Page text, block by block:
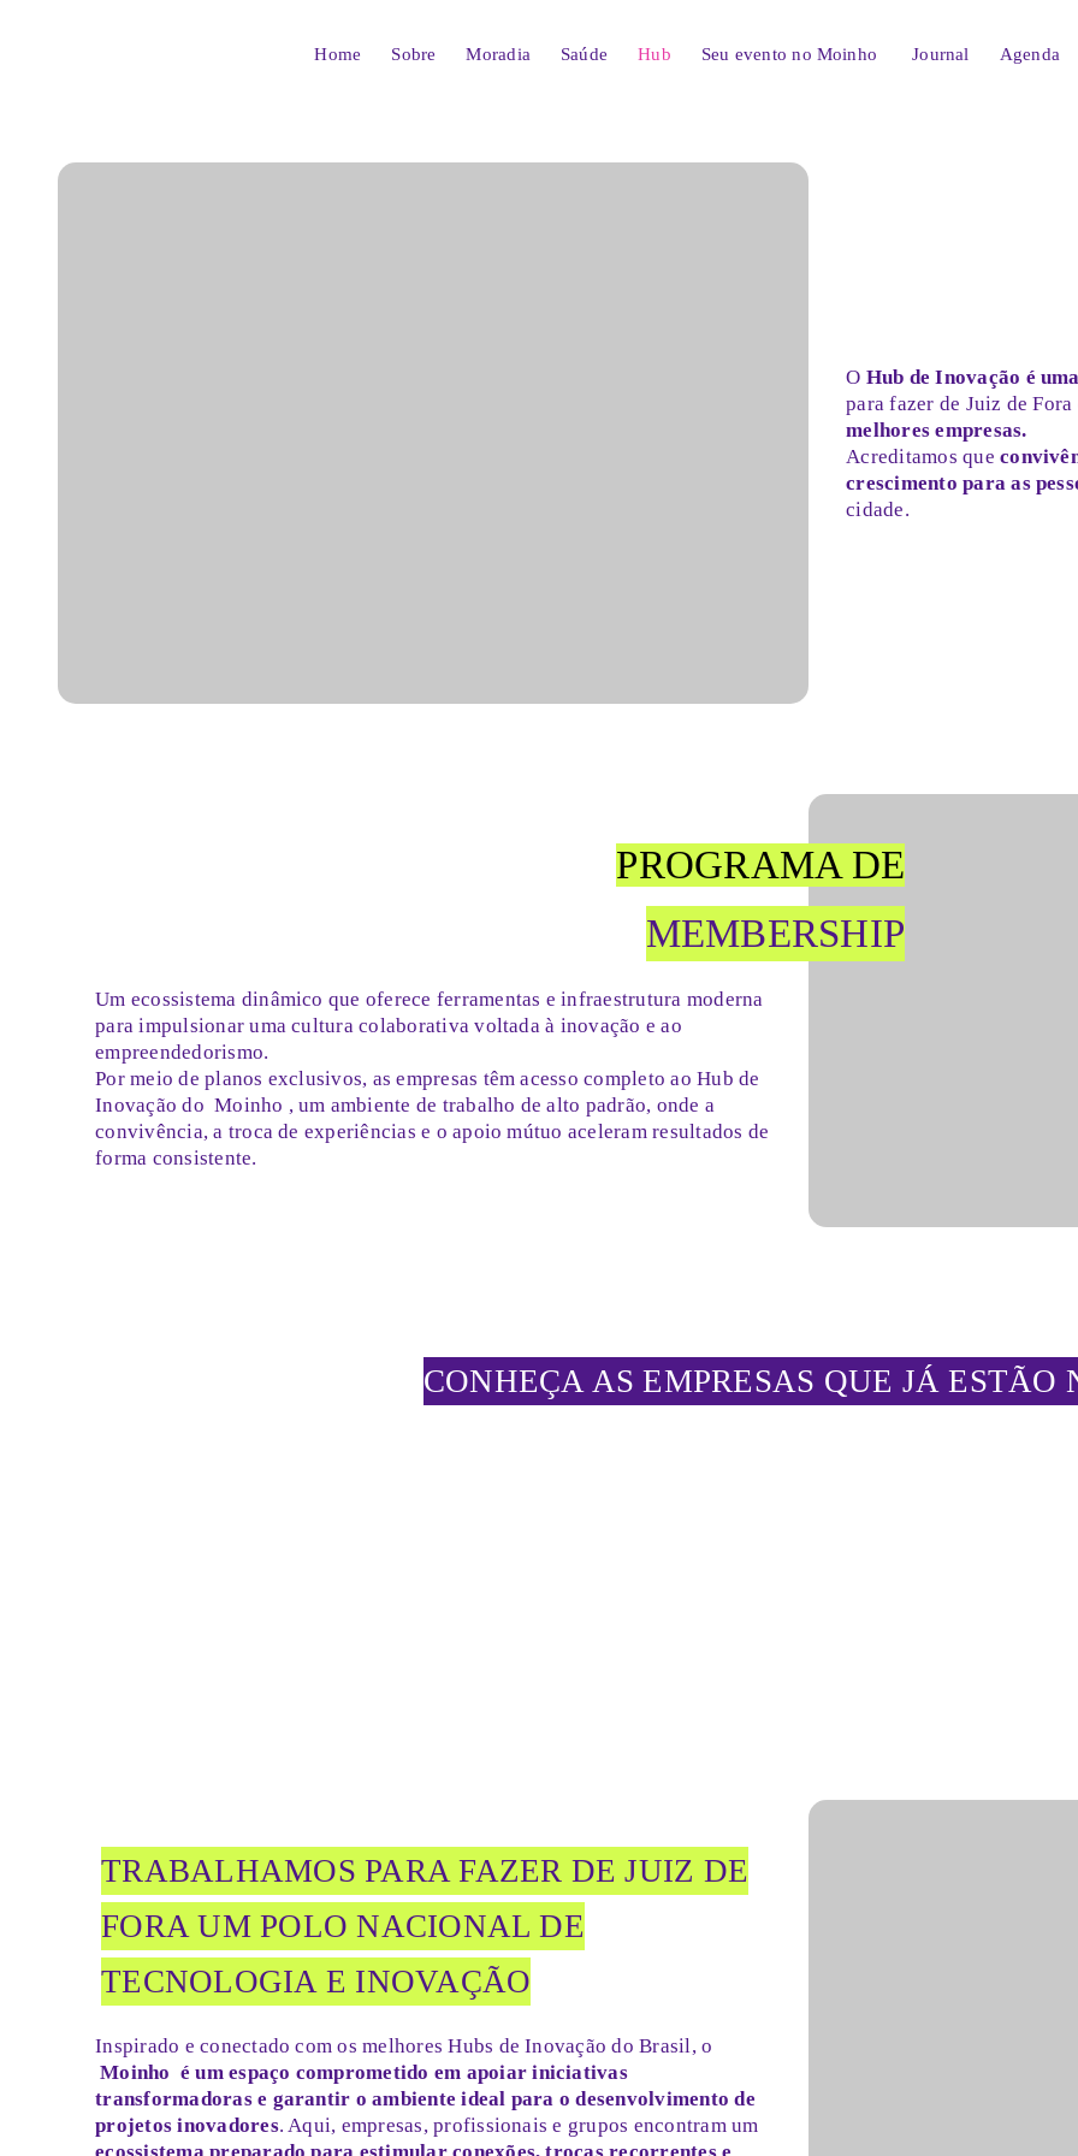
Home Sobre Moradia Saúde Hub Seu evento no Moinho Journal Agenda
O Hub de Inovação é
para fazer de Juiz de Fora
melhores empresas.
Acreditamos que
crescimento para as
cidade.
PROGRAMA DE
MEMBERSHIP
Um ecossistema dinâmico que oferece ferramentas e infraestrutura moderna
para impulsionar uma cultura colaborativa voltada à inovação e ao
empreendedorismo.
Por meio de planos exclusivos, as empresas têm acesso completo ao Hub de
Inovação do Moinho , um ambiente de trabalho de alto padrão, onde a
convivência, a troca de experiências e o apoio mútuo aceleram resultados de
forma consistente.
CONHEÇA AS EMPRESAS QUE JÁ ESTÃO
TRABALHAMOS PARA FAZER DE JUIZ DE
FORA UM POLO NACIONAL DE
TECNOLOGIA E INOVAÇÃO
Inspirado e conectado com os melhores Hubs de Inovação do Brasil, o
Moinho é um espaço comprometido em apoiar iniciativas
transformadoras e garantir o ambiente ideal para o desenvolvimento de
projetos inovadores. Aqui, empresas, profissionais e grupos encontram um